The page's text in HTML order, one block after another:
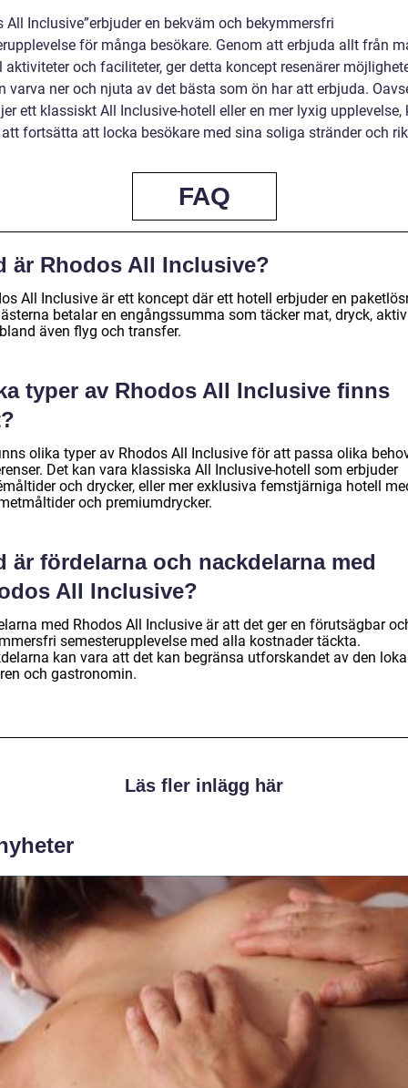
All Inclusive”erbjuder en bekväm och bekymmersfri
för många besökare. Genom att erbjuda allt från
aktiviteter och faciliteter, ger detta koncept resenärer
varva ner och njuta av det bästa som ön har att erbjuda.
ett klassiskt All Inclusive-hotell eller en mer lyxig upplevelse,
fortsätta att locka besökare med sina soliga stränder och
FAQ
är Rhodos All Inclusive?
All Inclusive är ett koncept där ett hotell erbjuder en
betalar en engångssumma som täcker mat, dryck,
även flyg och transfer.
typer av Rhodos All Inclusive finns
olika typer av Rhodos All Inclusive för att passa olika
Det kan vara klassiska All Inclusive-hotell som erbjuder
och drycker, eller mer exklusiva femstjärniga hotell
och premiumdrycker.
är fördelarna och nackdelarna med
All Inclusive?
med Rhodos All Inclusive är att det ger en förutsägbar
semesterupplevelse med alla kostnader täckta.
kan vara att det kan begränsa utforskandet av den
och gastronomin.
Läs fler inlägg här